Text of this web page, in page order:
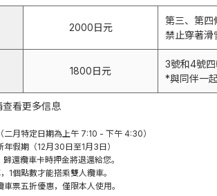
2000日元
第三、第四
禁止穿著滑
1800日元
3號和4號
*與同伴一
查看更多信息
月特定日期為上午 7:10 - 下午 4:30）
假期（12月30日至1月3日）
還纜車卡時押金將退還給您。
1個點數才能搭乘雙人纜車。
票五折優惠，僅限本人使用。